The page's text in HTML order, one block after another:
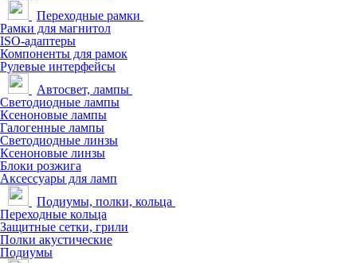
Переходные рамки
Рамки для магнитол
ISO-адаптеры
Компоненты для рамок
Рулевые интерфейсы
Автосвет, лампы
Светодиодные лампы
Ксеноновые лампы
Галогенные лампы
Светодиодные линзы
Ксеноновые линзы
Блоки розжига
Аксессуары для ламп
Подиумы, полки, кольца
Переходные кольца
Защитные сетки, грили
Полки акустические
Подиумы